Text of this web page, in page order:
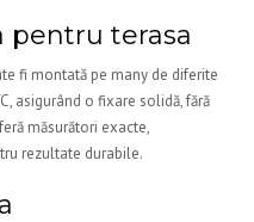
pentru terasa
fi montată pe many de diferite
asigurând o fixare solidă, fără
măsurători exacte,
rezultate durabile.